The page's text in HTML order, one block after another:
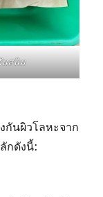
นสนิม
กันผิวโลหะจาก
กดังนี้: